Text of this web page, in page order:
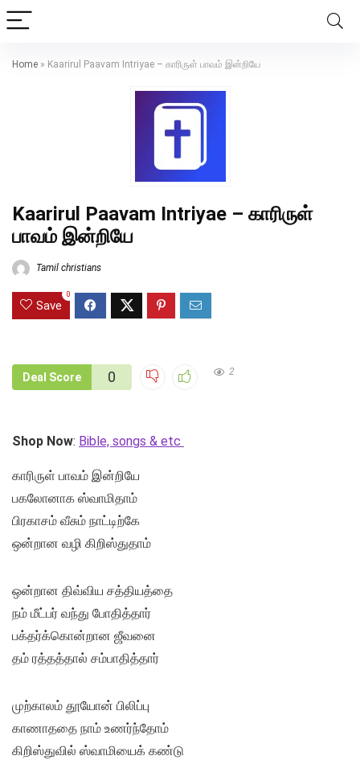
Home » Kaarirul Paavam Intriyae – காரிருள் பாவம் இன்றியே
Kaarirul Paavam Intriyae – காரிருள்
பாவம் இன்றியே
Tamil christians
Save
0
Deal Score 0 2
Shop Now: Bible, songs & etc
காரிருள் பாவம் இன்றியே
பகலோனாக ஸ்வாமிதாம்
பிரகாசம் வீசும் நாட்டிற்கே
ஒன்றான வழி கிறிஸ்துதாம்
ஒன்றான திவ்விய சத்தியத்தை
நம் மீட்பர் வந்து போதித்தார்
பக்தர்க்கொன்றான ஜீவனை
தம் ரத்தத்தால் சம்பாதித்தார்
முற்காலம் தூயோன் பிலிப்பு
காணாததை நாம் உணர்ந்தோம்
கிறிஸ்துவில் ஸ்வாமியைக் கண்டு